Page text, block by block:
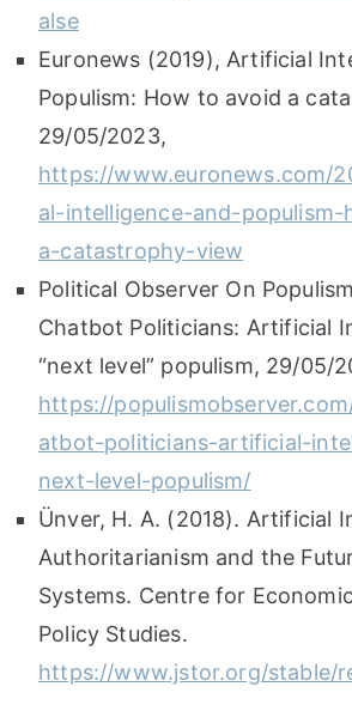
alse
Euronews (2019), Artificial
Populism: How to avoid a
29/05/2023,
https://www.euronews.com/
al-intelligence-and-
a-catastrophy-view
Political Observer On
Chatbot Politicians: Artificial
“next level” populism, 29/05/
https://
atbot-politicians-artificial-
next-level-populism/
Ünver, H. A. (2018). Artificial
Authoritarianism and the
Systems. Centre for
Policy Studies.
https://www.jstor.org/stable/